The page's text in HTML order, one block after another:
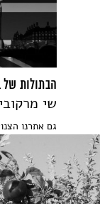
הבתולות של
שי
גם אתרנו